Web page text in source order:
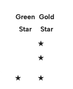
Green
Star
Gold
Star
★
★
★ ★